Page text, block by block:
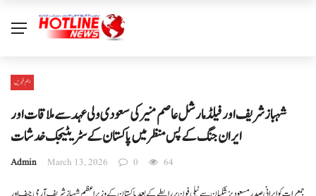
اہم خبریں
شہباز شریف اور فیلڈ مارشل عاصم منیر کی سعودی ولی عہد سے ملاقات اور
ایران جنگ کے پس منظر میں پاکستان کے سٹریٹیجک خدشات
Admin March 13, 2026 0 64